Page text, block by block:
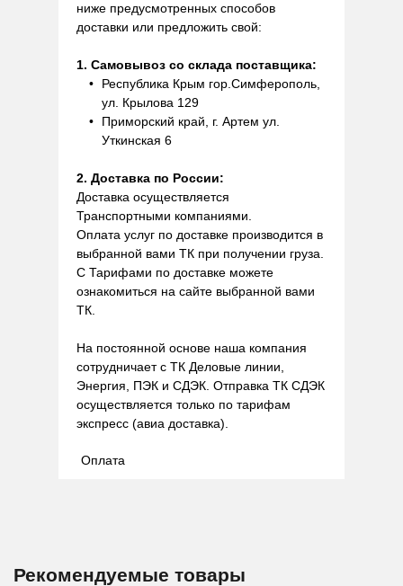
ниже предусмотренных способов
доставки или предложить свой:
1. Самовывоз со склада поставщика:
Республика Крым гор.Симферополь,
ул. Крылова 129
Приморский край, г. Артем ул.
Уткинская 6
2. Доставка по России:
Доставка осуществляется
Транспортными компаниями.
Оплата услуг по доставке производится в
выбранной вами ТК при получении груза.
С Тарифами по доставке можете
ознакомиться на сайте выбранной вами
ТК.
На постоянной основе наша компания
сотрудничает с ТК Деловые линии,
Энергия, ПЭК и СДЭК. Отправка ТК СДЭК
осуществляется только по тарифам
экспресс (авиа доставка).
Оплата
Рекомендуемые товары